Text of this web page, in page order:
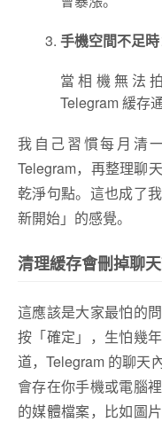
手機空間不足時
當相機無法
Telegram 緩存
我自己習慣每月清
Telegram，再整理聊
乾淨句點。這也成了
新開始」的感覺。
清理緩存會刪掉聊天
這應該是大家最怕的
按「確定」，生怕幾
道，Telegram 的聊天
會存在你手機或電腦
的媒體檔案，比如圖